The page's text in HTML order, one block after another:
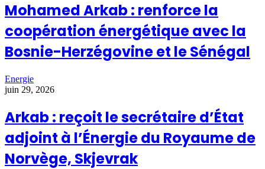
Mohamed Arkab : renforce la
coopération énergétique avec la
Bosnie-Herzégovine et le Sénégal
Energie
juin 29, 2026
Arkab : reçoit le secrétaire d’État
adjoint à l’Énergie du Royaume de
Norvège, Skjevrak